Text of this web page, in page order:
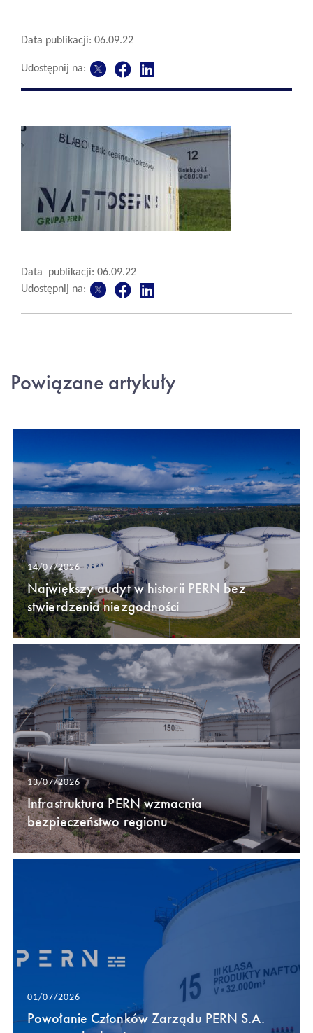
Data publikacji: 06.09.22
Udostępnij na:
Data publikacji: 06.09.22
Udostępnij na:
Powiązane artykuły
14/07/2026
Największy audyt w historii PERN bez
stwierdzenia niezgodności
13/07/2026
Infrastruktura PERN wzmacnia
bezpieczeństwo regionu
01/07/2026
Powołanie Członków Zarządu PERN S.A.